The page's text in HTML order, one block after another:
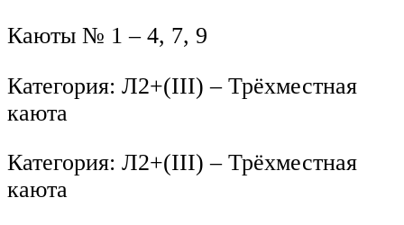
Каюты № 1 – 4, 7, 9
Категория: Л2+(III) – Трёхместная
каюта
Категория: Л2+(III) – Трёхместная
каюта